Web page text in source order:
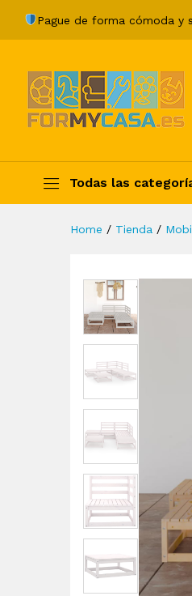
Pague de forma cómoda y
Todas las
Producto para mascotas
Home / Tienda /